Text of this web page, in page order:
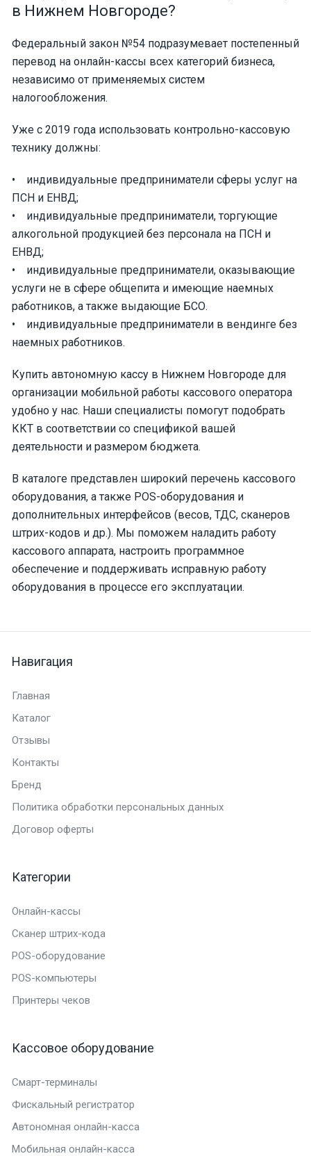
в Нижнем Новгороде?
Федеральный закон №54 подразумевает постепенный
перевод на онлайн-кассы всех категорий бизнеса,
независимо от применяемых систем
налогообложения.
Уже с 2019 года использовать контрольно-кассовую
технику должны:
• индивидуальные предприниматели сферы услуг на
ПСН и ЕНВД;
• индивидуальные предприниматели, торгующие
алкогольной продукцией без персонала на ПСН и
ЕНВД;
• индивидуальные предприниматели, оказывающие
услуги не в сфере общепита и имеющие наемных
работников, а также выдающие БСО.
• индивидуальные предприниматели в вендинге без
наемных работников.
Купить автономную кассу в Нижнем Новгороде для
организации мобильной работы кассового оператора
удобно у нас. Наши специалисты помогут подобрать
ККТ в соответствии со спецификой вашей
деятельности и размером бюджета.
В каталоге представлен широкий перечень кассового
оборудования, а также POS-оборудования и
дополнительных интерфейсов (весов, ТДС, сканеров
штрих-кодов и др.). Мы поможем наладить работу
кассового аппарата, настроить программное
обеспечение и поддерживать исправную работу
оборудования в процессе его эксплуатации.
Навигация
Главная
Каталог
Отзывы
Контакты
Бренд
Политика обработки персональных данных
Договор оферты
Категории
Онлайн-кассы
Сканер штрих-кода
POS-оборудование
POS-компьютеры
Принтеры чеков
Кассовое оборудование
Смарт-терминалы
Фискальный регистратор
Автономная онлайн-касса
Мобильная онлайн-касса